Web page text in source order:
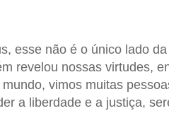
esse não é o único lado
revelou nossas virtudes,
vimos muitas
a liberdade e a justiça,